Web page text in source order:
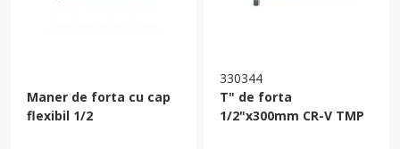
Maner de forta cu cap
flexibil 1/2
330344
T" de forta
1/2"х300mm CR-V TMP